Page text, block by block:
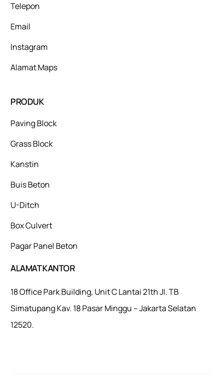
Telepon
Email
Instagram
Alamat Maps
PRODUK
Paving Block
Grass Block
Kanstin
Buis Beton
U-Ditch
Box Culvert
Pagar Panel Beton
ALAMAT KANTOR
18 Office Park Building, Unit C Lantai 21th Jl. TB
Simatupang Kav. 18 Pasar Minggu – Jakarta Selatan
12520.